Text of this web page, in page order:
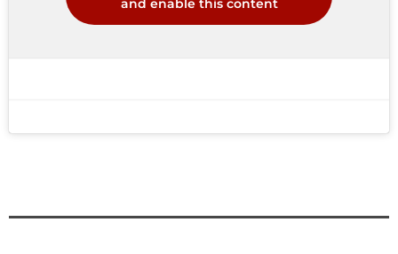
and enable this content